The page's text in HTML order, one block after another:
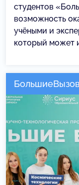
студентов
возможность
учёными и
который может